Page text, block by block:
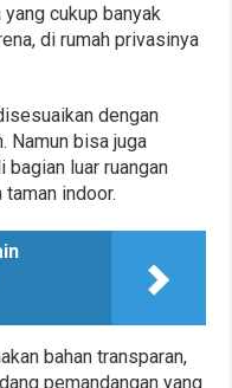
cukup banyak
di rumah privasinya
dengan
Namun bisa juga
luar ruangan
indoor.
bahan transparan,
pemandangan yang